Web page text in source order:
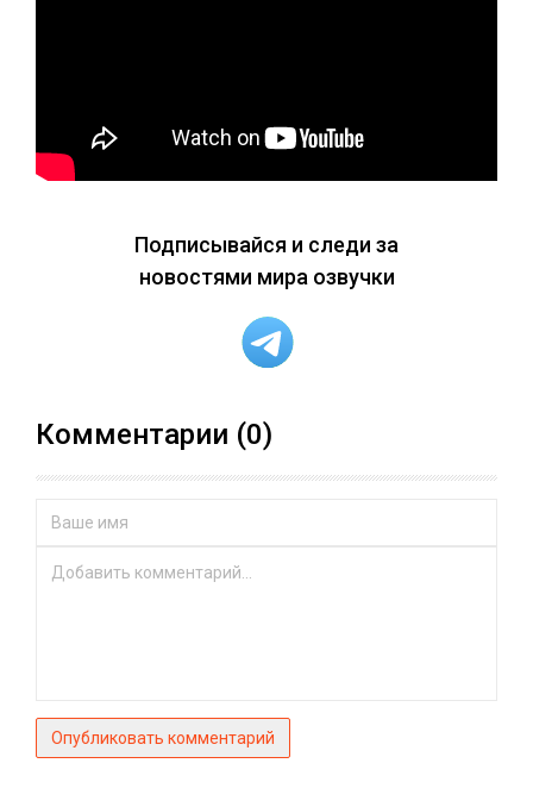
Подписывайся и следи за
новостями мира озвучки
Комментарии (0)
Опубликовать комментарий